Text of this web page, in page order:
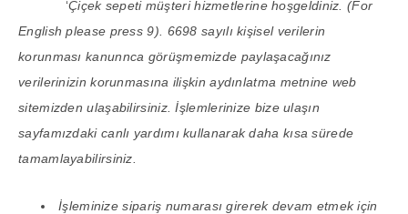
‘Çiçek sepeti müşteri hizmetlerine hoşgeldiniz. (For
English please press 9). 6698 sayılı kişisel verilerin
korunması kanunnca görüşmemizde paylaşacağınız
verilerinizin korunmasına ilişkin aydınlatma metnine web
sitemizden ulaşabilirsiniz. İşlemlerinize bize ulaşın
sayfamızdaki canlı yardımı kullanarak daha kısa sürede
tamamlayabilirsiniz.
İşleminize sipariş numarası girerek devam etmek için